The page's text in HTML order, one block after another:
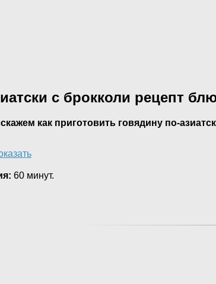
с брокколи рецепт
как приготовить говядину по-
60 минут.